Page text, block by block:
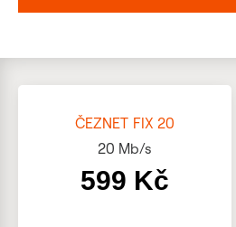
ČEZNET FIX 20
20 Mb/s
599 Kč